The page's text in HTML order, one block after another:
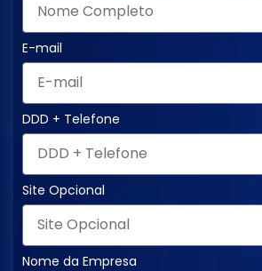
E-mail
DDD + Telefone
Site Opcional
Nome da Empresa